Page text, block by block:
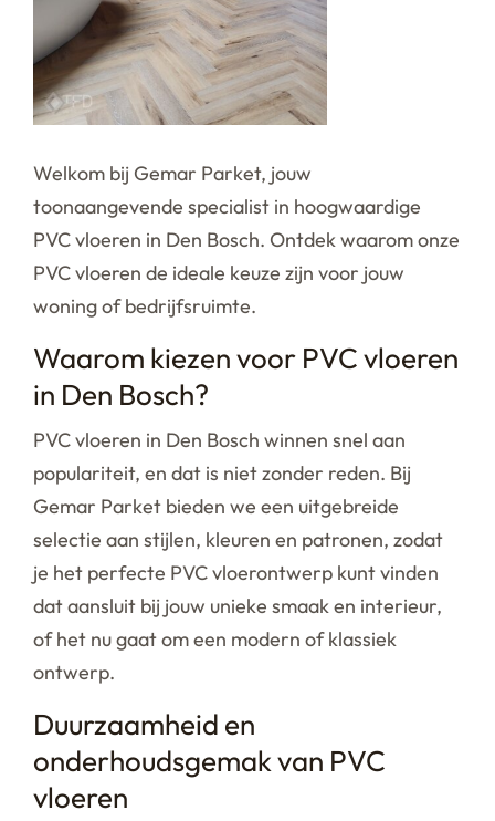
Welkom bij Gemar Parket, jouw
toonaangevende specialist in hoogwaardige
PVC vloeren in Den Bosch. Ontdek waarom onze
PVC vloeren de ideale keuze zijn voor jouw
woning of bedrijfsruimte.
Waarom kiezen voor PVC vloeren
in Den Bosch?
PVC vloeren in Den Bosch winnen snel aan
populariteit, en dat is niet zonder reden. Bij
Gemar Parket bieden we een uitgebreide
selectie aan stijlen, kleuren en patronen, zodat
je het perfecte PVC vloerontwerp kunt vinden
dat aansluit bij jouw unieke smaak en interieur,
of het nu gaat om een modern of klassiek
ontwerp.
Duurzaamheid en
onderhoudsgemak van PVC
vloeren